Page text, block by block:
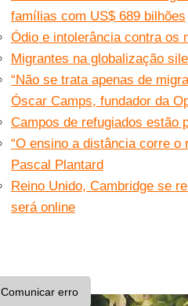
famílias com US$ 689 bilhões
Ódio e intolerância contra os
Migrantes na globalização
“Não se trata apenas de
Óscar Camps, fundador da
Campos de refugiados estão
“O ensino a distância corre
Pascal Plantard
Reino Unido, Cambridge se
será online
Comunicar erro